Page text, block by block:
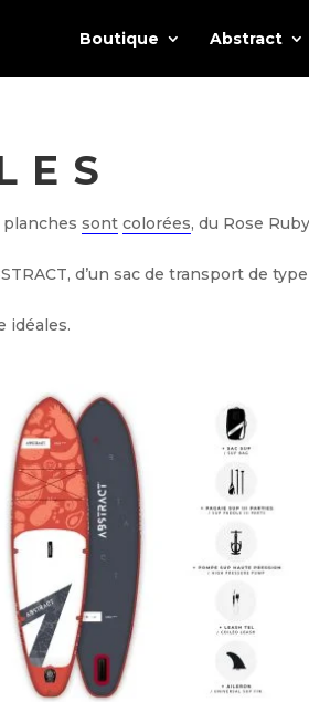
Boutique Abstract
planches sont colorées, du Rose
d’un sac de transport de
idéales.